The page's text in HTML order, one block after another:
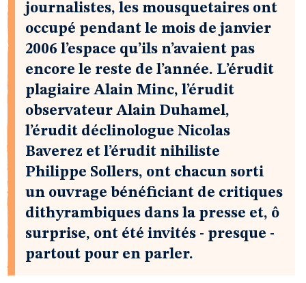
journalistes, les mousquetaires ont
occupé pendant le mois de janvier
2006 l’espace qu’ils n’avaient pas
encore le reste de l’année. L’érudit
plagiaire Alain Minc, l’érudit
observateur Alain Duhamel,
l’érudit déclinologue Nicolas
Baverez et l’érudit nihiliste
Philippe Sollers, ont chacun sorti
un ouvrage bénéficiant de critiques
dithyrambiques dans la presse et, ô
surprise, ont été invités - presque -
partout pour en parler.